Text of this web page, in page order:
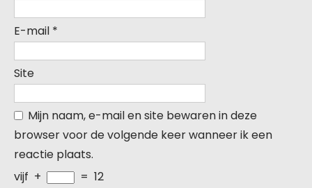
E-mail *
Site
Mijn naam, e-mail en site bewaren in deze
browser voor de volgende keer wanneer ik een
reactie plaats.
vijf + = 12